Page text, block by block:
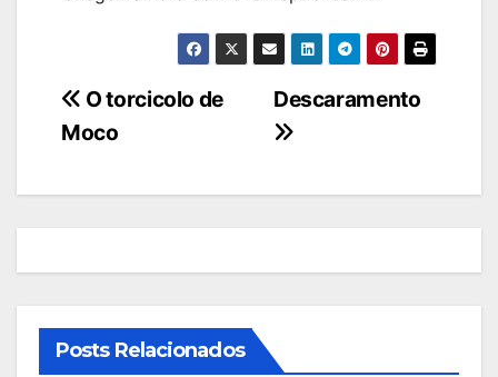
Navegação
de
artigos
Descaramento
O torcicolo de
Moco
Posts Relacionados